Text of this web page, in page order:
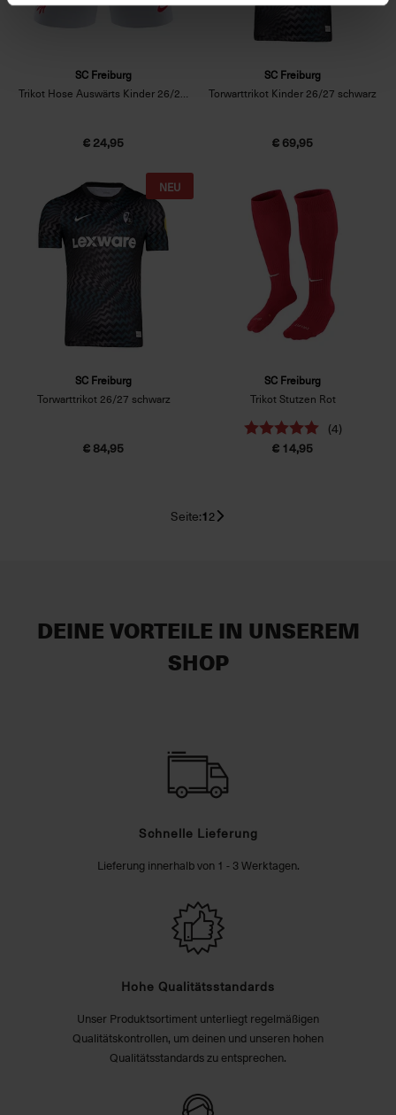
SC Freiburg
Trikot Hose Auswärts Kinder 26/27 weiß
€ 24,95
SC Freiburg
Torwarttrikot Kinder 26/27 schwarz
€ 69,95
SC Freiburg
Torwarttrikot 26/27 schwarz
€ 84,95
NEU
SC Freiburg
Trikot Stutzen Rot
(4)
€ 14,95
Seite:12
DEINE VORTEILE IN UNSEREM
SHOP
Schnelle Lieferung
Lieferung innerhalb von 1 - 3 Werktagen.
Hohe Qualitätsstandards
Unser Produktsortiment unterliegt regelmäßigen
Qualitätskontrollen, um deinen und unseren hohen
Qualitätsstandards zu entsprechen.